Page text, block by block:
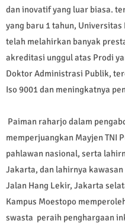
dan inovatif yang luar biasa.
yang baru 1 tahun,
telah melahirkan banyak
akreditasi unggul atas Prodi
Doktor Administrasi Publik,
Iso 9001 dan meningkatnya
Paiman raharjo dalam
memperjuangkan Mayjen TNI
pahlawan nasional, serta
Jakarta, dan lahirnya
Jalan Hang Lekir, Jakarta
Kampus Moestopo
swasta peraih penghargaan